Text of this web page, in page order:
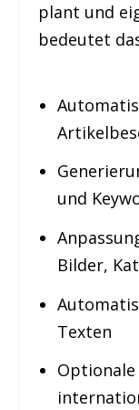
plant und
bedeutet
und
Bilder,
Texten